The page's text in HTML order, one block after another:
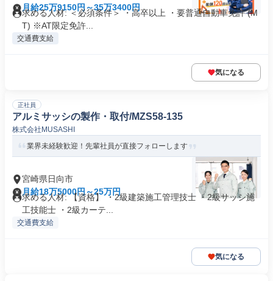
月給25万9150円～35万3400円
求める人材: ＜必須条件＞ ・高卒以上 ・要普通自動車免許 (M
T) ※AT限定免許...
交通費支給
気になる
正社員
アルミサッシの製作・取付/MZS58-135
株式会社MUSASHI
業界未経験歓迎！先輩社員が直接フォローします
宮崎県日向市
月給18万5000円～25万円
求める人材: 【資格】 ・2級建築施工管理技士 ・2級サッシ施
工技能士 ・2級カーテ...
交通費支給
気になる